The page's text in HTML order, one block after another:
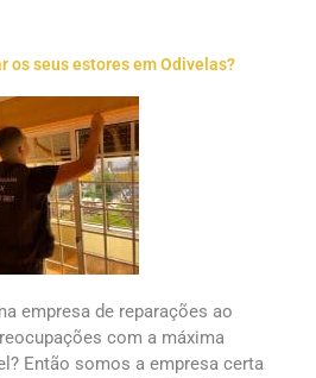
os seus estores em Odivelas?
empresa de reparações ao
com a máxima
Então somos a empresa certa